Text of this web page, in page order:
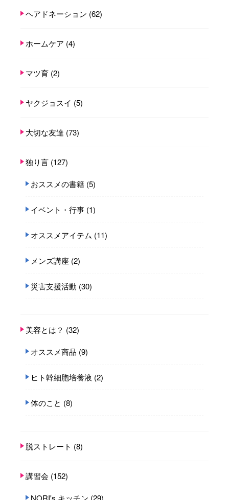
ヘアドネーション (62)
ホームケア (4)
マツ育 (2)
ヤクジョスイ (5)
大切な友達 (73)
独り言 (127)
おススメの書籍 (5)
イベント・行事 (1)
オススメアイテム (11)
メンズ講座 (2)
災害支援活動 (30)
美容とは？ (32)
オススメ商品 (9)
ヒト幹細胞培養液 (2)
体のこと (8)
脱ストレート (8)
講習会 (152)
NORI's キッチン (29)